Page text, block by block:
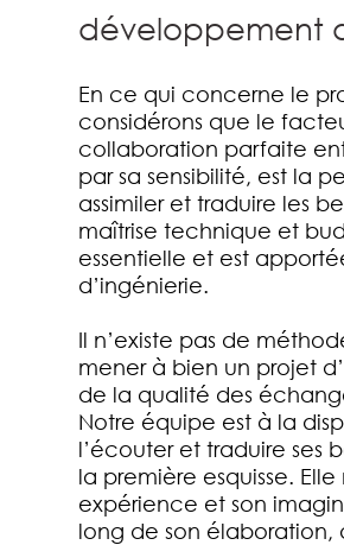
développement
En ce qui concerne le
considérons que le
collaboration parfaite
par sa sensibilité, est la
assimiler et traduire les
maîtrise technique et
essentielle et est
d’ingénierie.
Il n’existe pas de
mener à bien un projet
de la qualité des
Notre équipe est à la
l’écouter et traduire ses
la première esquisse.
expérience et son
long de son élaboration,